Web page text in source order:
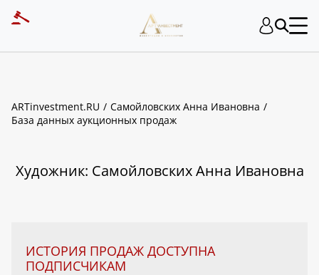
ARTinvestment.RU
Самойловских Анна Ивановна
База данных аукционных продаж
Художник: Самойловских Анна Ивановна
ИСТОРИЯ ПРОДАЖ ДОСТУПНА
ПОДПИСЧИКАМ